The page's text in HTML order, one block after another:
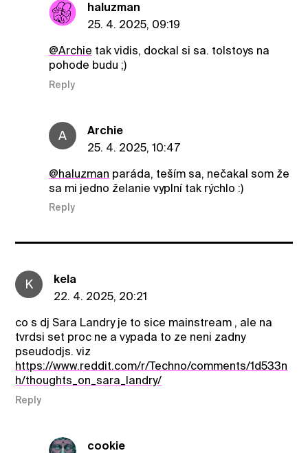
haluzman
25. 4. 2025, 09:19
@Archie tak vidis, dockal si sa. tolstoys na
pohode budu ;)
Reply
A
Archie
25. 4. 2025, 10:47
@haluzman paráda, teším sa, nečakal som že
sa mi jedno želanie vyplní tak rýchlo :)
Reply
K
kela
22. 4. 2025, 20:21
co s dj Sara Landry je to sice mainstream , ale na
tvrdsi set proc ne a vypada to ze neni zadny
pseudodjs. viz
https://www.reddit.com/r/Techno/comments/1d533n
h/thoughts_on_sara_landry/
Reply
cookie